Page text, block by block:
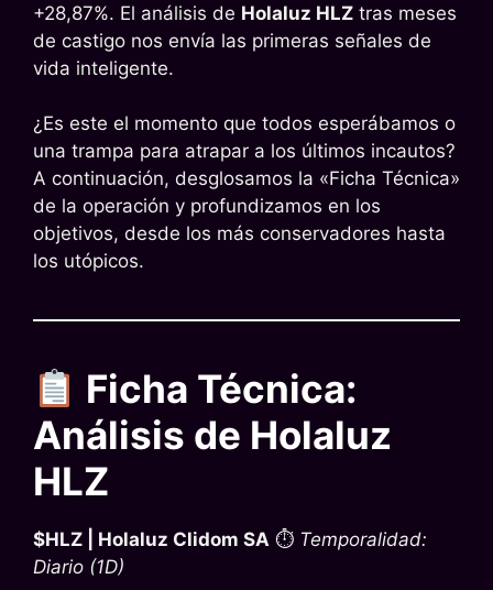
+28,87%. El análisis de Holaluz HLZ tras meses
de castigo nos envía las primeras señales de
vida inteligente.
¿Es este el momento que todos esperábamos o
una trampa para atrapar a los últimos incautos?
A continuación, desglosamos la «Ficha Técnica»
de la operación y profundizamos en los
objetivos, desde los más conservadores hasta
los utópicos.
Ficha Técnica:
Análisis de Holaluz
HLZ
$HLZ | Holaluz Clidom SA ⏱ Temporalidad:
Diario (1D)